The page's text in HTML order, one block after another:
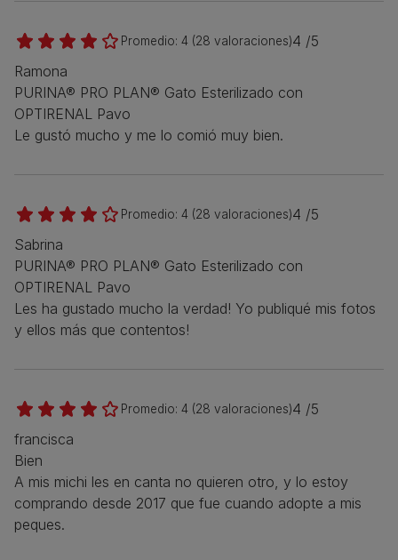
Promedio: 4 (28 valoraciones)4 /5
Ramona
PURINA® PRO PLAN® Gato Esterilizado con
OPTIRENAL Pavo
Le gustó mucho y me lo comió muy bien.
Promedio: 4 (28 valoraciones)4 /5
Sabrina
PURINA® PRO PLAN® Gato Esterilizado con
OPTIRENAL Pavo
Les ha gustado mucho la verdad! Yo publiqué mis fotos
y ellos más que contentos!
Promedio: 4 (28 valoraciones)4 /5
francisca
Bien
A mis michi les en canta no quieren otro, y lo estoy
comprando desde 2017 que fue cuando adopte a mis
peques.